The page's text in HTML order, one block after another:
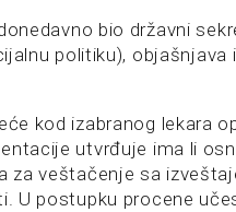
bio državni
politiku), objašnjava
kod izabranog lekara
utvrđuje ima li
za veštačenje sa
U postupku procene